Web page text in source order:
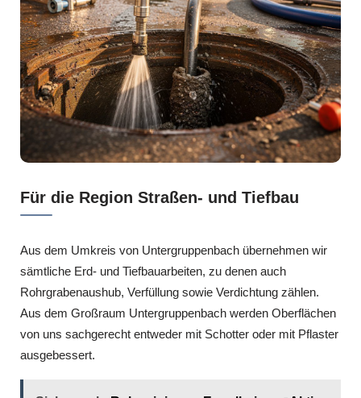
Für die Region Straßen- und Tiefbau
Aus dem Umkreis von Untergruppenbach übernehmen wir
sämtliche Erd- und Tiefbauarbeiten, zu denen auch
Rohrgrabenaushub, Verfüllung sowie Verdichtung zählen.
Aus dem Großraum Untergruppenbach werden Oberflächen
von uns sachgerecht entweder mit Schotter oder mit Pflaster
ausgebessert.